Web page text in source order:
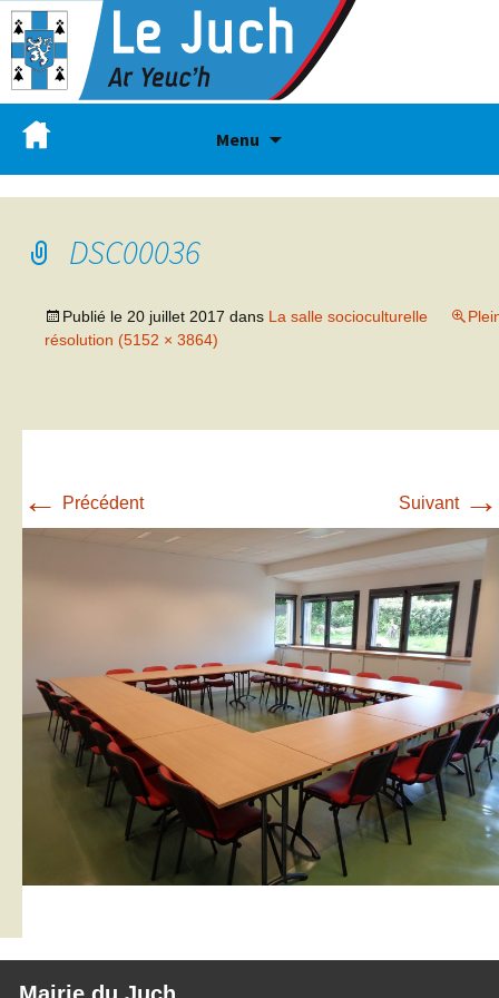
Menu
DSC00036
Publié le 20 juillet 2017 dans La salle socioculturelle
résolution (5152 × 3864)
← Précédent Suivant →